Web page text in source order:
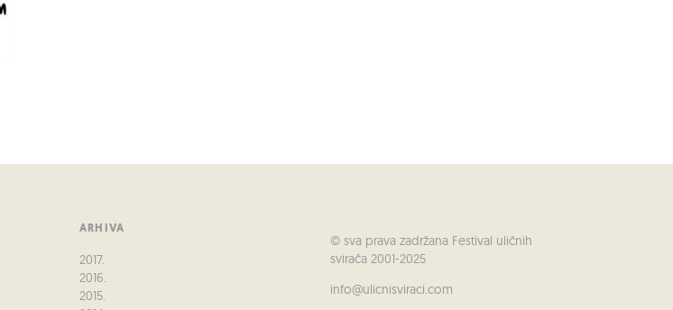
ARHIVA
2017.
2016.
2015.
© sva prava zadržana Festival uličnih
svirača 2001-2025
info@ulicnisviraci.com